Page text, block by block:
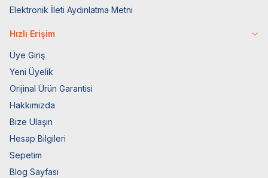
Elektronik İleti Aydınlatma Metni
Hızlı Erişim
Üye Giriş
Yeni Üyelik
Orijinal Ürün Garantisi
Hakkımızda
Bize Ulaşın
Hesap Bilgileri
Sepetim
Blog Sayfası